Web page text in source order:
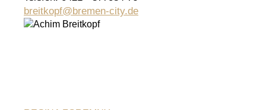
breitkopf@bremen-city.de